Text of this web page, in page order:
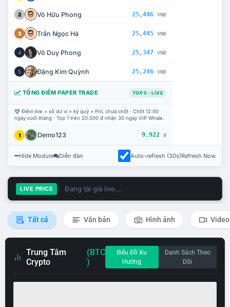
2 Võ Hữu Phong 25,446 VNĐ
3 Trần Ngọc Hà 25,445 VNĐ
4 Võ Duy Phong 25,347 VNĐ
5 Đặng Kim Quỳnh 25,246 VNĐ
TỔNG ĐIỂM PAPER TRADE TOP 5 · LIVE
Điểm live = số dư ví + ký quỹ + PnL chưa chốt · Chốt 12:00
ngày cuối tháng · Top 1 trên 20.000 đ nhận 30 ngày VIP Whale.
1 Demo123 9.922 đ
Hide Module Diễn đàn Auto-refresh (30s)Refresh Now
LIVE PRICE Đang tải giá live...
Tất cả Văn bản Hình ảnh Video
Trung Tâm
Crypto
(BTC
)
Biểu Đồ Xu
Hướng
Danh Sách Theo
Dõi